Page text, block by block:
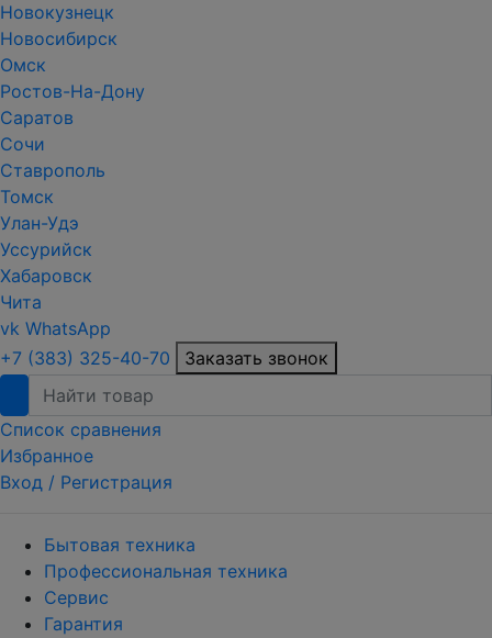
Новокузнецк
Новосибирск
Омск
Ростов-На-Дону
Саратов
Сочи
Ставрополь
Томск
Улан-Удэ
Уссурийск
Хабаровск
Чита
vk WhatsApp
+7 (383) 325-40-70
Заказать звонок
Список сравнения
Избранное
Вход / Регистрация
Бытовая техника
Профессиональная техника
Сервис
Гарантия